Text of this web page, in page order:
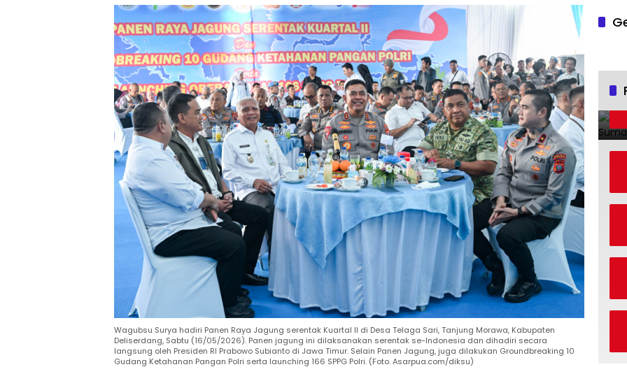
Wagubsu Surya hadiri Panen Raya Jagung serentak Kuartal II di Desa Telaga Sari, Tanjung Morawa, Kabupaten
Deliserdang, Sabtu (16/05/2026). Panen jagung ini dilaksanakan serentak se-Indonesia dan dihadiri secara
langsung oleh Presiden RI Prabowo Subianto di Jawa Timur. Selain Panen Jagung, juga dilakukan Groundbreaking 10
Gudang Ketahanan Pangan Polri serta launching 166 SPPG Polri. (Foto. Asarpua.com/diksu)